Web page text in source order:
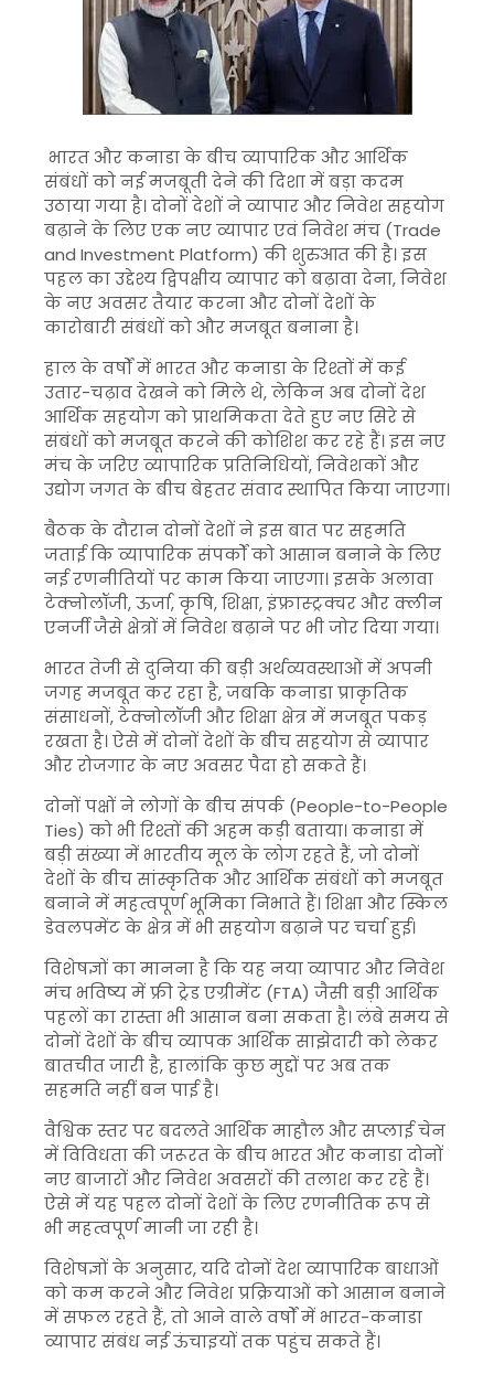
भारत और कनाडा के बीच व्यापारिक और आर्थिक
संबंधों को नई मजबूती देने की दिशा में बड़ा कदम
उठाया गया है। दोनों देशों ने व्यापार और निवेश सहयोग
बढ़ाने के लिए एक नए व्यापार एवं निवेश मंच (Trade
and Investment Platform) की शुरुआत की है। इस
पहल का उद्देश्य द्विपक्षीय व्यापार को बढ़ावा देना, निवेश
के नए अवसर तैयार करना और दोनों देशों के
कारोबारी संबंधों को और मजबूत बनाना है।
हाल के वर्षों में भारत और कनाडा के रिश्तों में कई
उतार-चढ़ाव देखने को मिले थे, लेकिन अब दोनों देश
आर्थिक सहयोग को प्राथमिकता देते हुए नए सिरे से
संबंधों को मजबूत करने की कोशिश कर रहे हैं। इस नए
मंच के जरिए व्यापारिक प्रतिनिधियों, निवेशकों और
उद्योग जगत के बीच बेहतर संवाद स्थापित किया जाएगा।
बैठक के दौरान दोनों देशों ने इस बात पर सहमति
जताई कि व्यापारिक संपर्कों को आसान बनाने के लिए
नई रणनीतियों पर काम किया जाएगा। इसके अलावा
टेक्नोलॉजी, ऊर्जा, कृषि, शिक्षा, इंफ्रास्ट्रक्चर और क्लीन
एनर्जी जैसे क्षेत्रों में निवेश बढ़ाने पर भी जोर दिया गया।
भारत तेजी से दुनिया की बड़ी अर्थव्यवस्थाओं में अपनी
जगह मजबूत कर रहा है, जबकि कनाडा प्राकृतिक
संसाधनों, टेक्नोलॉजी और शिक्षा क्षेत्र में मजबूत पकड़
रखता है। ऐसे में दोनों देशों के बीच सहयोग से व्यापार
और रोजगार के नए अवसर पैदा हो सकते हैं।
दोनों पक्षों ने लोगों के बीच संपर्क (People-to-People
Ties) को भी रिश्तों की अहम कड़ी बताया। कनाडा में
बड़ी संख्या में भारतीय मूल के लोग रहते हैं, जो दोनों
देशों के बीच सांस्कृतिक और आर्थिक संबंधों को मजबूत
बनाने में महत्वपूर्ण भूमिका निभाते हैं। शिक्षा और स्किल
डेवलपमेंट के क्षेत्र में भी सहयोग बढ़ाने पर चर्चा हुई।
विशेषज्ञों का मानना है कि यह नया व्यापार और निवेश
मंच भविष्य में फ्री ट्रेड एग्रीमेंट (FTA) जैसी बड़ी आर्थिक
पहलों का रास्ता भी आसान बना सकता है। लंबे समय से
दोनों देशों के बीच व्यापक आर्थिक साझेदारी को लेकर
बातचीत जारी है, हालांकि कुछ मुद्दों पर अब तक
सहमति नहीं बन पाई है।
वैश्विक स्तर पर बदलते आर्थिक माहौल और सप्लाई चेन
में विविधता की जरूरत के बीच भारत और कनाडा दोनों
नए बाजारों और निवेश अवसरों की तलाश कर रहे हैं।
ऐसे में यह पहल दोनों देशों के लिए रणनीतिक रूप से
भी महत्वपूर्ण मानी जा रही है।
विशेषज्ञों के अनुसार, यदि दोनों देश व्यापारिक बाधाओं
को कम करने और निवेश प्रक्रियाओं को आसान बनाने
में सफल रहते हैं, तो आने वाले वर्षों में भारत-कनाडा
व्यापार संबंध नई ऊंचाइयों तक पहुंच सकते हैं।